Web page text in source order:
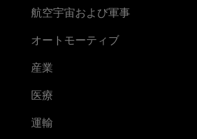
航空宇宙および軍事
オートモーティブ
産業
医療
運輸